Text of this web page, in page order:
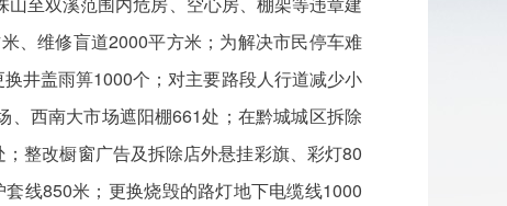
、维修盲道2000平方米；为解决市民停车难
井盖雨箅1000个；对主要路段人行道减少小
西南大市场遮阳棚661处；在黔城城区拆除
整改橱窗广告及拆除店外悬挂彩旗、彩灯80
线850米；更换烧毁的路灯地下电缆线1000